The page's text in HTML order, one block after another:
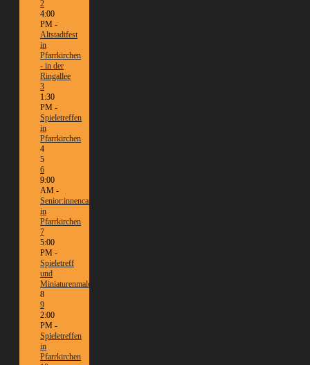
2
4:00
PM -
Altstadtfest
in
Pfarrkirchen
- in der
Ringallee
3
1:30
PM -
Spieletreffen
in
Pfarrkirchen
4
5
6
9:00
AM -
Senior:innencafé
in
Pfarrkirchen
7
5:00
PM -
Spieletreff
und
Miniaturenmalen/Tabletop
8
9
2:00
PM -
Spieletreffen
in
Pfarrkirchen